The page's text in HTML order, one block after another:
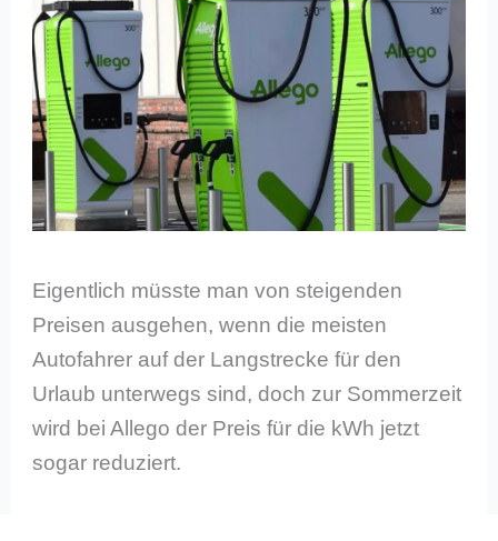
Eigentlich müsste man von steigenden
Preisen ausgehen, wenn die meisten
Autofahrer auf der Langstrecke für den
Urlaub unterwegs sind, doch zur Sommerzeit
wird bei Allego der Preis für die kWh jetzt
sogar reduziert.